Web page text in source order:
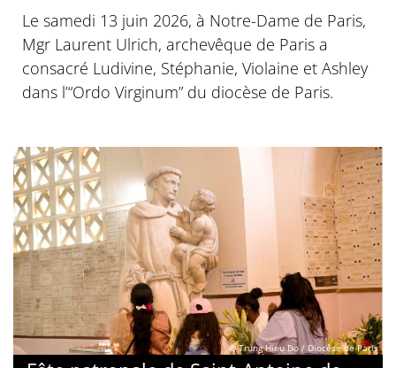
Le samedi 13 juin 2026, à Notre-Dame de Paris,
Mgr Laurent Ulrich, archevêque de Paris a
consacré Ludivine, Stéphanie, Violaine et Ashley
dans l’“Ordo Virginum” du diocèse de Paris.
© Trung Hieu Do / Diocèse de Paris